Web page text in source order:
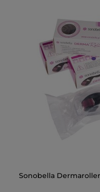
Sonobella